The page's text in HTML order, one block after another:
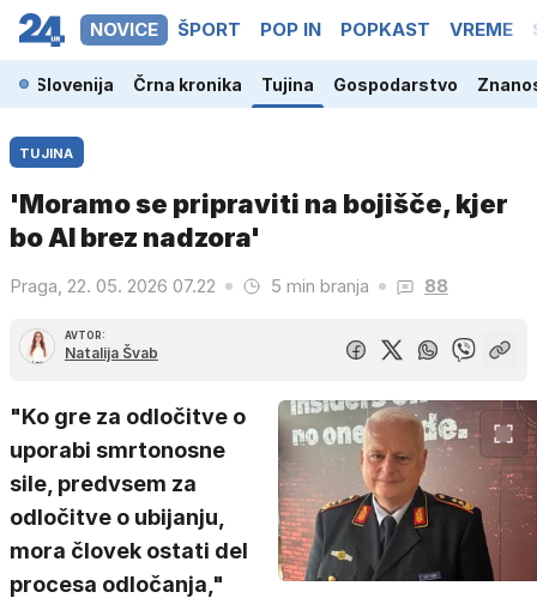
NOVICE ŠPORT POP IN POPKAST VREME
Slovenija Črna kronika Tujina Gospodarstvo
TUJINA
'Moramo se pripraviti na bojišče, kjer
bo AI brez nadzora'
Praga, 22. 05. 2026 07.22 5 min branja 88
AVTOR:
Natalija Švab
"Ko gre za odločitve o
uporabi smrtonosne
sile, predvsem za
odločitve o ubijanju,
mora človek ostati del
procesa odločanja,"